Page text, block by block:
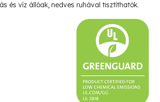
és víz állóak, nedves ruhával tisztíthatók.